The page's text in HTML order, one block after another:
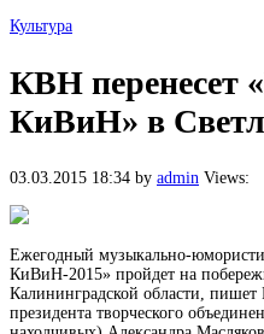
Культура
КВН перенесет
КиВиН» в
03.03.2015 18:34 by admin Views:
Ежегодный музыкально-
КиВиН-2015» пройдет на
Калининградской области,
президента творческого